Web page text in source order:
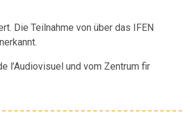
Die Teilnahme von über das IFEN
l’Audiovisuel und vom Zentrum fir